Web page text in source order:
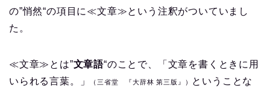
の”悄然“の項目に≪文章≫という注釈がついていまし
た。
≪文章≫とは”文章語“のことで、「文章を書くときに用
いられる言葉。」
（三省堂 『大辞林 第三版』）
ということな